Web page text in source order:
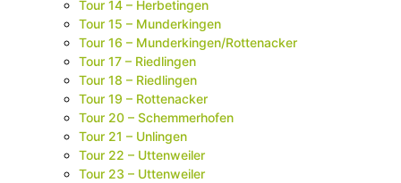
Tour 14 – Herbetingen
Tour 15 – Munderkingen
Tour 16 – Munderkingen/Rottenacker
Tour 17 – Riedlingen
Tour 18 – Riedlingen
Tour 19 – Rottenacker
Tour 20 – Schemmerhofen
Tour 21 – Unlingen
Tour 22 – Uttenweiler
Tour 23 – Uttenweiler